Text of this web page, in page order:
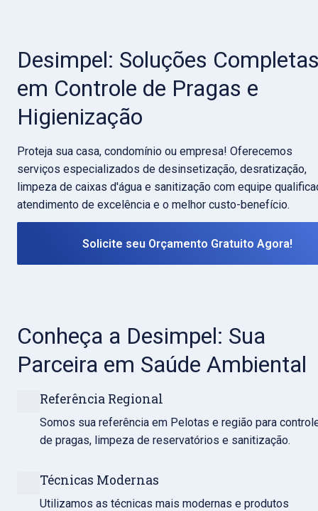
Desimpel: Soluções
em Controle de Pragas e
Higienização
Proteja sua casa, condomínio ou empresa! Oferecemos
serviços especializados de desinsetização, desratização,
limpeza de caixas d'água e sanitização com equipe
atendimento de excelência e o melhor custo-benefício.
Solicite seu Orçamento Gratuito Agora!
Conheça a Desimpel: Sua
Parceira em Saúde Ambiental
Referência Regional
Somos sua referência em Pelotas e região para
de pragas, limpeza de reservatórios e sanitização.
Técnicas Modernas
Utilizamos as técnicas mais modernas e produtos